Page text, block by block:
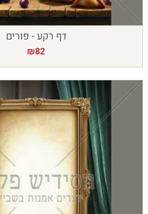
דף רקע - פורים
₪82